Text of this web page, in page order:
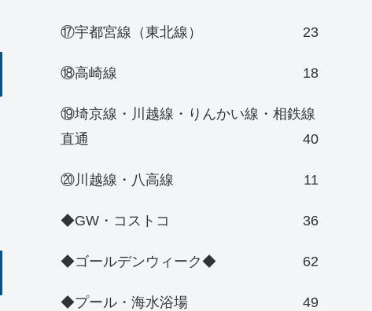
⑰宇都宮線（東北線） 23
⑱高崎線 18
⑲埼京線・川越線・りんかい線・相鉄線
直通
40
⑳川越線・八高線 11
◆GW・コストコ 36
◆ゴールデンウィーク◆ 62
◆プール・海水浴場 49